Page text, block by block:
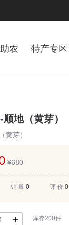
农 特产专区
地（黄芽）
黄芽）
¥680
销 量 0 评 价 0
库存200件